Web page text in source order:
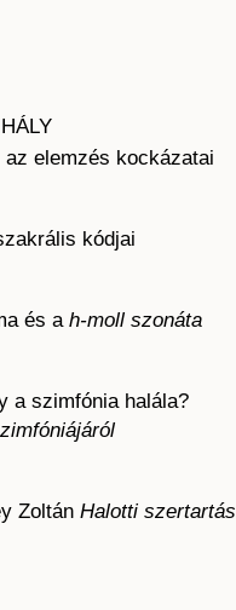
elemzés kockázatai
kódjai
és a h-moll szonáta
a szimfónia halála?
Zoltán Halotti szertartás